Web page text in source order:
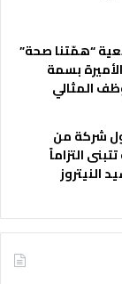
“همّتنا صحة”
بسمة
المثالي
شركة من
التزاماً
النيتروز